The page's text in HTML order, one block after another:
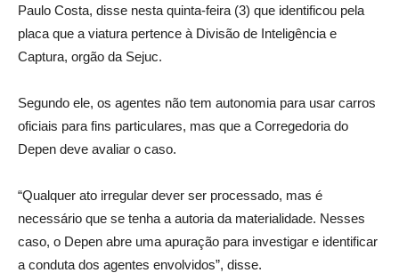
Paulo Costa, disse nesta quinta-feira (3) que identificou pela
placa que a viatura pertence à Divisão de Inteligência e
Captura, orgão da Sejuc.
Segundo ele, os agentes não tem autonomia para usar carros
oficiais para fins particulares, mas que a Corregedoria do
Depen deve avaliar o caso.
“Qualquer ato irregular dever ser processado, mas é
necessário que se tenha a autoria da materialidade. Nesses
caso, o Depen abre uma apuração para investigar e identificar
a conduta dos agentes envolvidos”, disse.